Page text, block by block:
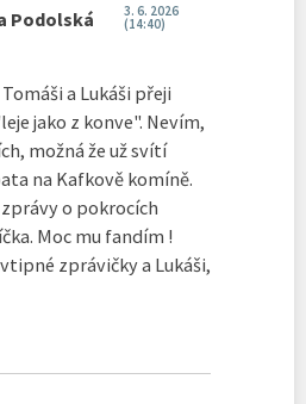
Podolská
3. 6. 2026
(14:40)
a Lukáši přeji
jako z konve". Nevím,
možná že už svítí
na Kafkově komíně.
zprávy o pokrocích
Moc mu fandím !
zprávičky a Lukáši,